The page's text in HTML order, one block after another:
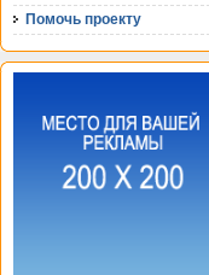
Помочь проекту